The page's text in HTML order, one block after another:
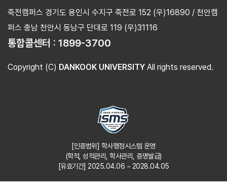
죽전캠퍼스 경기도 용인시 수지구 죽전로 152 (우)16890 / 천안캠
퍼스 충남 천안시 동남구 단대로 119 (우)31116
통합콜센터 : 1899-3700
Copyright (C) DANKOOK UNIVERSITY All rights reserved.
[인증범위] 학사행정시스템 운영
(학적, 성적관리, 학사관리, 증명발급)
[유효기간] 2025.04.06 ~ 2028.04.05